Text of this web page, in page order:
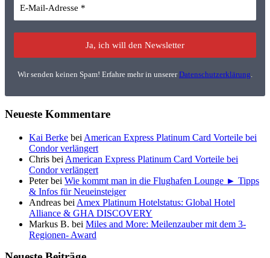
Wir senden keinen Spam! Erfahre mehr in unsererDatenschutzerklärung.
Neueste Kommentare
Kai Berke bei American Express Platinum Card Vorteile bei
Condor verlängert
Chris bei American Express Platinum Card Vorteile bei
Condor verlängert
Peterbei Wie kommt man in die Flughafen Lounge ► Tipps
& Infos für Neueinsteiger
Andreas bei Amex Platinum Hotelstatus: Global Hotel
Alliance & GHA DISCOVERY
Markus B. bei Miles and More: Meilenzauber mit dem 3-
Regionen- Award